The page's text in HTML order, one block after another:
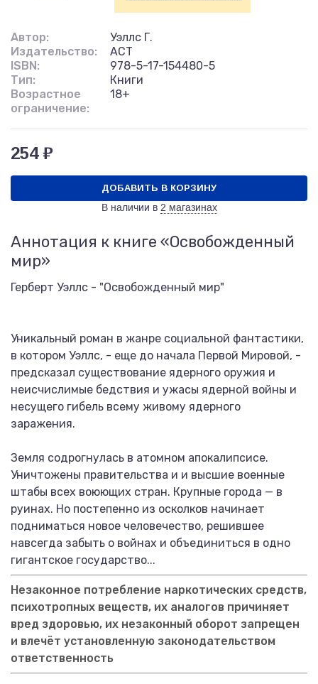
Автор:
Уэллс Г.
Издательство:
АСТ
ISBN:
978-5-17-154480-5
Тип:
Книги
Возрастное
ограничение:
18+
254 ₽
ДОБАВИТЬ В КОРЗИНУ
В наличии в 2 магазинах
Аннотация к книге «Освобожденный
мир»
Герберт Уэллс - "Освобожденный мир"
Уникальный роман в жанре социальной фантастики,
в котором Уэллс, - еще до начала Первой Мировой, -
предсказал существование ядерного оружия и
неисчислимые бедствия и ужасы ядерной войны и
несущего гибель всему живому ядерного
заражения.
Земля содрогнулась в атомном апокалипсисе.
Уничтожены правительства и и высшие военные
штабы всех воюющих стран. Крупные города — в
руинах. Но постепенно из осколков начинает
подниматься новое человечество, решившее
навсегда забыть о войнах и объединиться в одно
гигантское государство...
Незаконное потребление наркотических средств,
психотропных веществ, их аналогов причиняет
вред здоровью, их незаконный оборот запрещен
и влечёт установленную законодательством
ответственность